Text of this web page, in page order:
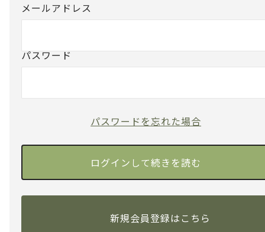
メールアドレス
パスワード
パスワードを忘れた場合
新規会員登録はこちら